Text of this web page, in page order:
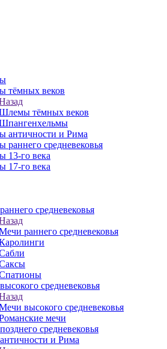
тёмных веков
тёмных веков
античности и Рима
средневековья
13-го века
17-го века
средневековья
раннего средневековья
средневековья
высокого средневековья
мечи
средневековья
и Рима